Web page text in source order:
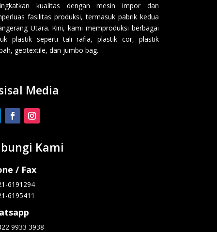
kualitas dengan mesin impor dan
fasilitas produksi, termasuk pabrik kedua
Utara. Kini, kami memproduksi berbagai
plastik seperti tali rafia, plastik cor, plastik
geotextile, dan jumbo bag.
Media
Kami
/ Fax
6191294
6195411
9933 3938